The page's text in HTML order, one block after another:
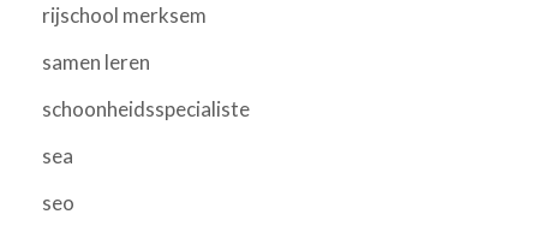
rijschool merksem
samen leren
schoonheidsspecialiste
sea
seo